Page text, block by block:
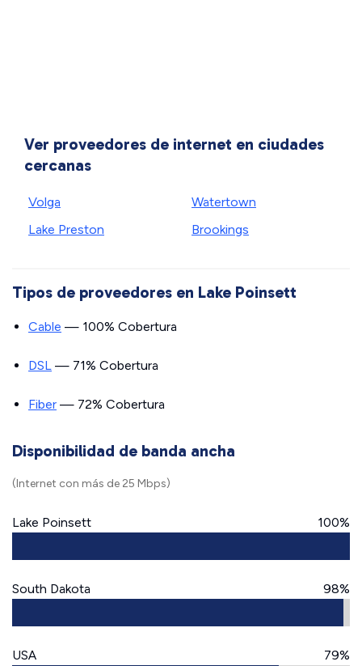
Ver proveedores de internet en ciudades
cercanas
Volga
Lake Preston
Watertown
Brookings
Tipos de proveedores en Lake Poinsett
Cable — 100% Cobertura
DSL — 71% Cobertura
Fiber — 72% Cobertura
Disponibilidad de banda ancha
(Internet con más de 25 Mbps)
Lake Poinsett 100%
South Dakota 98%
USA 79%